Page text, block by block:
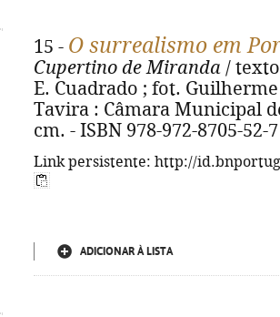
15 - O surrealismo em
Cupertino de Miranda /
E. Cuadrado ; fot. Guilherme
Tavira : Câmara Municipal
cm. - ISBN 978-972-8705-52-7
Link persistente: http://
ADICIONAR À LISTA